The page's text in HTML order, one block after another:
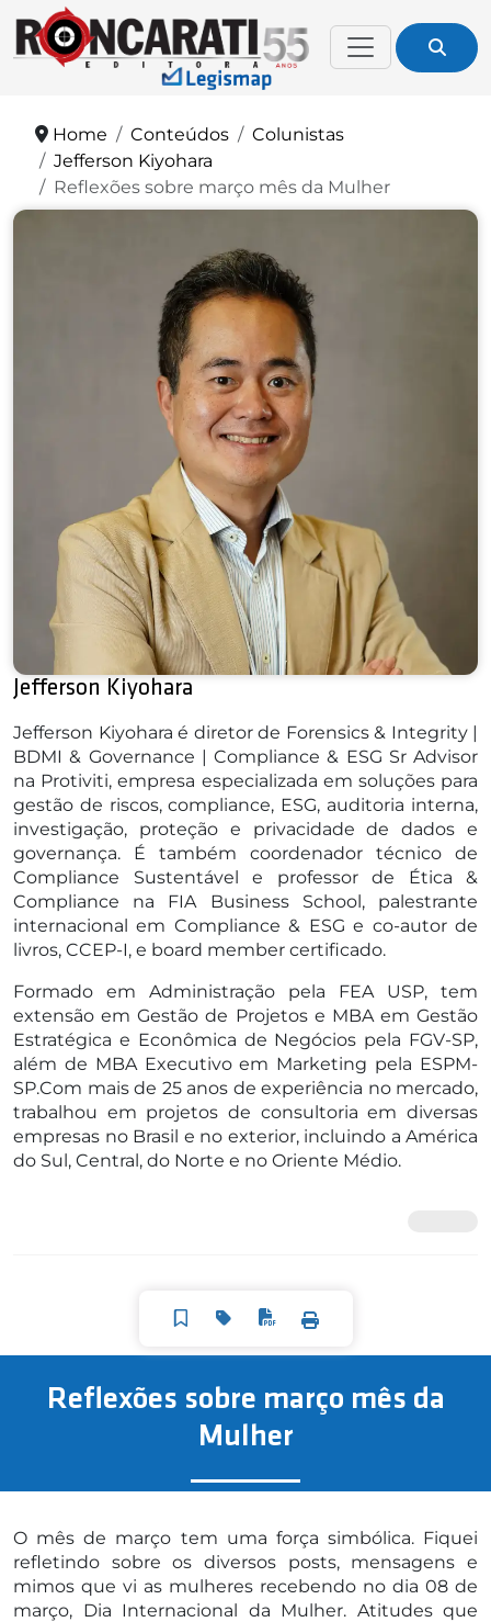
Home Conteúdos
Colunistas
Jefferson Kiyohara
Reflexões sobre março mês da Mulher
Jefferson Kiyohara
Jefferson Kiyohara é diretor de Forensics & Integrity |
BDMI & Governance | Compliance & ESG Sr Advisor
na Protiviti, empresa especializada em soluções para
gestão de riscos, compliance, ESG, auditoria interna,
investigação, proteção e privacidade de dados e
governança. É também coordenador técnico de
Compliance Sustentável e professor de Ética &
Compliance na FIA Business School, palestrante
internacional em Compliance & ESG e co-autor de
livros, CCEP-I, e board member certificado.
Formado em Administração pela FEA USP, tem
extensão em Gestão de Projetos e MBA em Gestão
Estratégica e Econômica de Negócios pela FGV-SP,
além de MBA Executivo em Marketing pela ESPM-
SP.Com mais de 25 anos de experiência no mercado,
trabalhou em projetos de consultoria em diversas
empresas no Brasil e no exterior, incluindo a América
do Sul, Central, do Norte e no Oriente Médio.
Reflexões sobre março mês da
Mulher
O mês de março tem uma força simbólica. Fiquei
refletindo sobre os diversos posts, mensagens e
mimos que vi as mulheres recebendo no dia 08 de
março, Dia Internacional da Mulher. Atitudes que